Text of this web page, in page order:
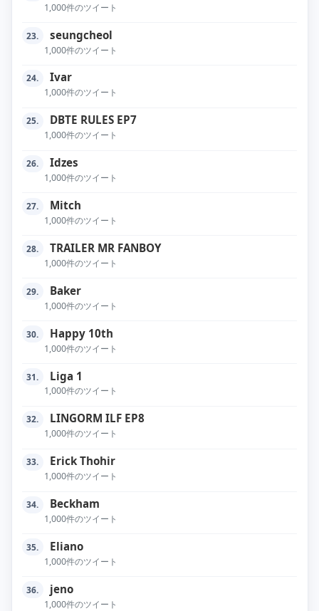
1,000件のツイート
23. seungcheol
1,000件のツイート
24. Ivar
1,000件のツイート
25. DBTE RULES EP7
1,000件のツイート
26. Idzes
1,000件のツイート
27. Mitch
1,000件のツイート
28. TRAILER MR FANBOY
1,000件のツイート
29. Baker
1,000件のツイート
30. Happy 10th
1,000件のツイート
31. Liga 1
1,000件のツイート
32. LINGORM ILF EP8
1,000件のツイート
33. Erick Thohir
1,000件のツイート
34. Beckham
1,000件のツイート
35. Eliano
1,000件のツイート
36. jeno
1,000件のツイート